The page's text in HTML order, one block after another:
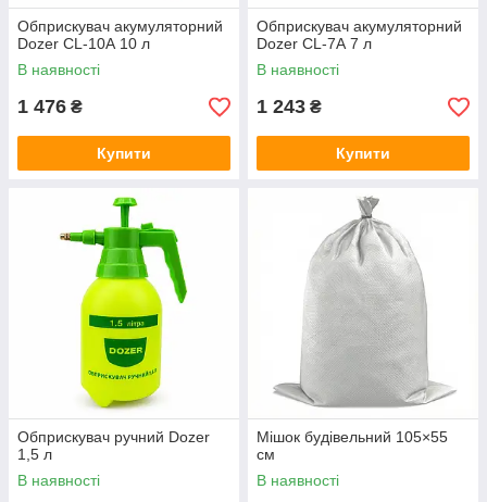
Обприскувач акумуляторний
Dozer CL-10А 10 л
В наявності
1 476 ₴
Купити
Обприскувач акумуляторний
Dozer CL-7А 7 л
В наявності
1 243 ₴
Купити
Обприскувач ручний Dozer
1,5 л
В наявності
Мішок будівельний 105×55
см
В наявності